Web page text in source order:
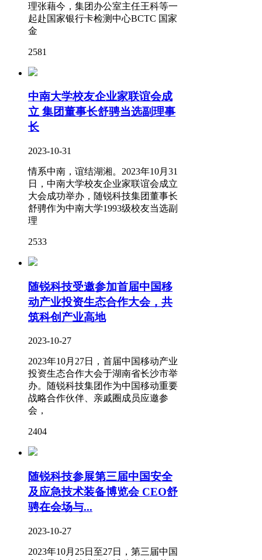
理张藉今，集团办公室主任王科等一
起赴国家银行卡检测中心BCTC 国家
金
2581
中南大学校友企业家联谊会成
立 集团董事长舒骋当选副理事
长
2023-10-31
情系中南，谊结湖湘。2023年10月31
日，中南大学校友企业家联谊会成立
大会成功举办，随锐科技集团董事长
舒骋作为中南大学1993级校友当选副
理
2533
随锐科技受邀参加首届中国移
动产业投资生态合作大会，共
筑科创产业高地
2023-10-27
2023年10月27日，首届中国移动产业
投资生态合作大会于湖南省长沙市举
办。随锐科技集团作为中国移动重要
战略合作伙伴、亲戚圈成员应邀参
会，
2404
随锐科技参展第三届中国安全
及应急技术装备博览会 CEO舒
骋在会场与...
2023-10-27
2023年10月25日至27日，第三届中国